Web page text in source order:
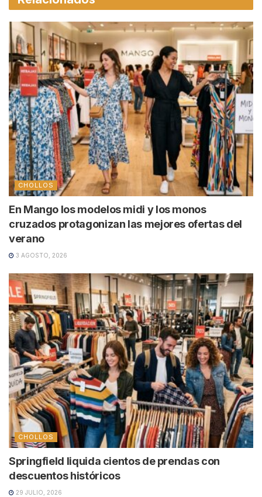
CHOLLOS
En Mango los modelos midi y los monos
cruzados protagonizan las mejores ofertas del
verano
3 AGOSTO, 2026
CHOLLOS
Springfield liquida cientos de prendas con
descuentos históricos
29 JULIO, 2026